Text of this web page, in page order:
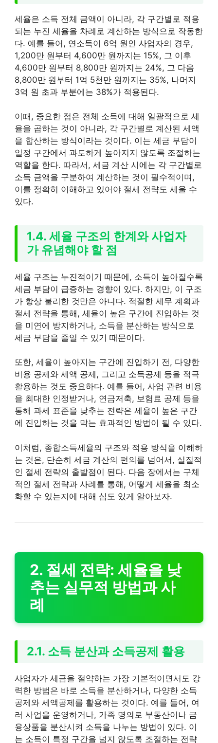
세율은 소득 전체 금액이 아니라, 각 구간별로 적용
되는 누진 세율을 차례로 계산하는 방식으로 작동한
다. 예를 들어, 연소득이 6억 원인 사업자의 경우,
1,200만 원부터 4,600만 원까지는 15%, 그 이후
4,600만 원부터 8,800만 원까지는 24%, 그 다음
8,800만 원부터 1억 5천만 원까지는 35%, 나머지
3억 원 초과 부분에는 38%가 적용된다.
이때, 중요한 점은 전체 소득에 대해 일괄적으로 세
율을 곱하는 것이 아니라, 각 구간별로 계산된 세액
을 합산하는 방식이라는 것이다. 이는 세금 부담이
일정 구간에서 과도하게 높아지지 않도록 조절하는
역할을 한다. 따라서, 세금 계산 시에는 각 구간별로
소득 금액을 구분하여 계산하는 것이 필수적이며,
이를 정확히 이해하고 있어야 절세 전략도 세울 수
있다.
1.4. 세율 구조의 한계와 사업자
가 유념해야 할 점
세율 구조는 누진적이기 때문에, 소득이 높아질수록
세금 부담이 급증하는 경향이 있다. 하지만, 이 구조
가 항상 불리한 것만은 아니다. 적절한 세무 계획과
절세 전략을 통해, 세율이 높은 구간에 진입하는 것
을 미연에 방지하거나, 소득을 분산하는 방식으로
세금 부담을 줄일 수 있기 때문이다.
또한, 세율이 높아지는 구간에 진입하기 전, 다양한
비용 공제와 세액 공제, 그리고 소득공제 등을 적극
활용하는 것도 중요하다. 예를 들어, 사업 관련 비용
을 최대한 인정받거나, 연금저축, 보험료 공제 등을
통해 과세 표준을 낮추는 전략은 세율이 높은 구간
에 진입하는 것을 막는 효과적인 방법이 될 수 있다.
이처럼, 종합소득세율의 구조와 적용 방식을 이해하
는 것은, 단순히 세금 계산의 편의를 넘어서, 실질적
인 절세 전략의 출발점이 된다. 다음 장에서는 구체
적인 절세 전략과 사례를 통해, 어떻게 세율을 최소
화할 수 있는지에 대해 심도 있게 알아보자.
2. 절세 전략: 세율을 낮
추는 실무적 방법과 사
례
2.1. 소득 분산과 소득공제 활용
사업자가 세금을 절약하는 가장 기본적이면서도 강
력한 방법은 바로 소득을 분산하거나, 다양한 소득
공제와 세액공제를 활용하는 것이다. 예를 들어, 여
러 사업을 운영하거나, 가족 명의로 부동산이나 금
융상품을 분산시켜 소득을 나누는 방법이 있다. 이
는 소득이 특정 구간을 넘지 않도록 조절하는 전략